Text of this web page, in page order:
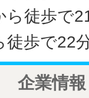
ら徒歩で
徒歩で22
企業情報